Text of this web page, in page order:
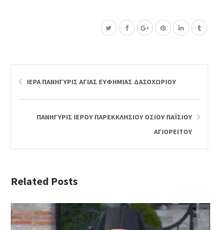
ΙΕΡΑ ΠΑΝΗΓΥΡΙΣ ΑΓΙΑΣ ΕΥΦΗΜΙΑΣ ΔΑΣΟΧΩΡΙΟΥ
ΠΑΝΗΓΥΡΙΣ ΙΕΡΟΥ ΠΑΡΕΚΚΛΗΣΙΟΥ ΟΣΙΟΥ ΠΑΪΣΙΟΥ
ΑΓΙΟΡΕΙΤΟΥ
Related Posts